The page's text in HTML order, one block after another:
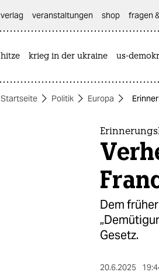
themen
verlag
veranstaltungen shop fragen
hitze krieg in der ukraine us-
Startseite Politik Europa
Dem
Gesetz.
20.6.2025